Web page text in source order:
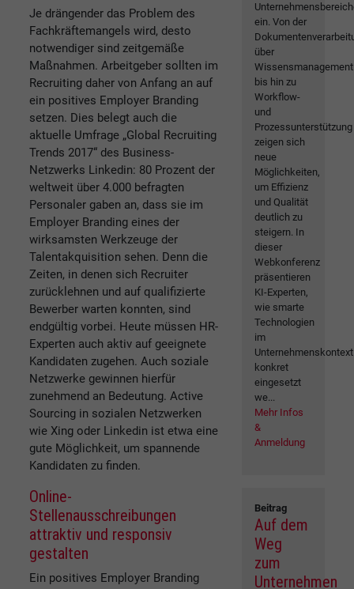
Je drängender das Problem des
Fachkräftemangels wird, desto
notwendiger sind zeitgemäße
Maßnahmen. Arbeitgeber sollten im
Recruiting daher von Anfang an auf
ein positives Employer Branding
setzen. Dies belegt auch die
aktuelle Umfrage „Global Recruiting
Trends 2017“ des Business-
Netzwerks Linkedin: 80 Prozent der
weltweit über 4.000 befragten
Personaler gaben an, dass sie im
Employer Branding eines der
wirksamsten Werkzeuge der
Talentakquisition sehen. Denn die
Zeiten, in denen sich Recruiter
zurücklehnen und auf qualifizierte
Bewerber warten konnten, sind
endgültig vorbei. Heute müssen HR-
Experten auch aktiv auf geeignete
Kandidaten zugehen. Auch soziale
Netzwerke gewinnen hierfür
zunehmend an Bedeutung. Active
Sourcing in sozialen Netzwerken
wie Xing oder Linkedin ist etwa eine
gute Möglichkeit, um spannende
Kandidaten zu finden.
Online-
Stellenausschreibungen
attraktiv und responsiv
gestalten
Ein positives Employer Branding
ein. Von der
über
Wissensmanagement
bis hin zu
Workflow-
und
Prozessunterstützung
zeigen sich
neue
Möglichkeiten,
um Effizienz
und Qualität
deutlich zu
steigern. In
dieser
Webkonferenz
präsentieren
KI-Experten,
wie smarte
Technologien
im
Unternehmenskontext
konkret
eingesetzt
we...
Mehr Infos
&
Anmeldung
Beitrag
Auf dem
Weg
zum
Unternehmen